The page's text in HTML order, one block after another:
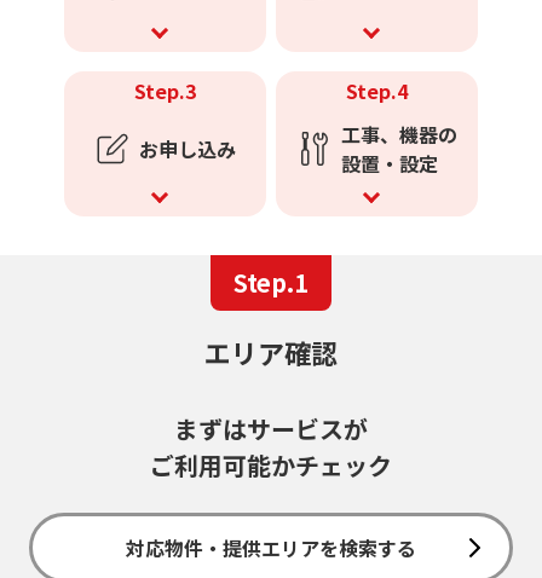
Step.3
お申し込み
Step.4
工事、機器の
設置・設定
Step.1
エリア確認
まずはサービスが
ご利用可能かチェック
対応物件・提供エリアを検索する